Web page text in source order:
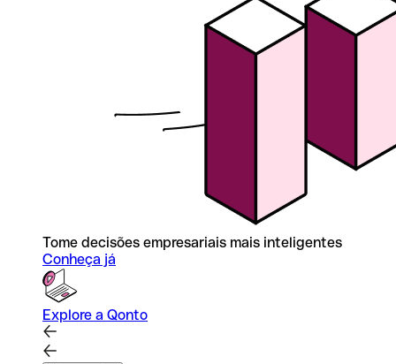
Tome decisões empresariais mais inteligentes
Conheça já
Explore a Qonto